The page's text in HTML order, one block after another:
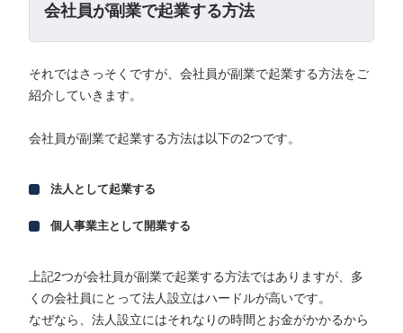
会社員が副業で起業する方法
それではさっそくですが、会社員が副業で起業する方法をご
紹介していきます。
会社員が副業で起業する方法は以下の2つです。
法人として起業する
個人事業主として開業する
上記2つが会社員が副業で起業する方法ではありますが、多
くの会社員にとって法人設立はハードルが高いです。
なぜなら、法人設立にはそれなりの時間とお金がかかるから